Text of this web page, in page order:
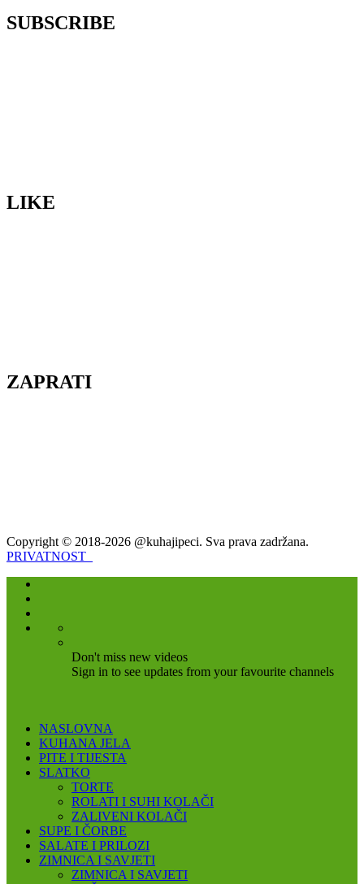
SUBSCRIBE
LIKE
ZAPRATI
Copyright © 2018-2026 @kuhajipeci. Sva prava zadržana.
PRIVATNOST
Don't miss new videos
Sign in to see updates from your favourite channels
NASLOVNA
KUHANA JELA
PITE I TIJESTA
SLATKO
TORTE
ROLATI I SUHI KOLAČI
ZALIVENI KOLAČI
SUPE I ČORBE
SALATE I PRILOZI
ZIMNICA I SAVJETI
ZIMNICA I SAVJETI